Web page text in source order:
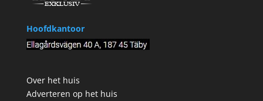
Hoofdkantoor
Over het huis
Adverteren op het huis